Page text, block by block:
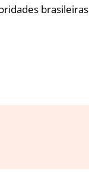
brasileiras